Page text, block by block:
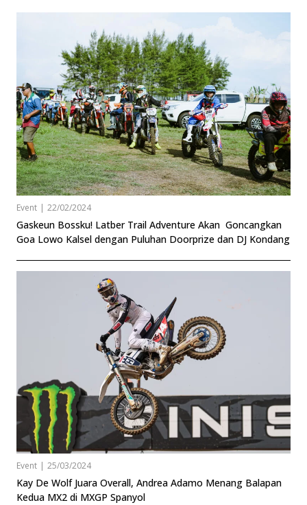
Event | 22/02/2024
Gaskeun Bossku! Latber Trail Adventure Akan Goncangkan
Goa Lowo Kalsel dengan Puluhan Doorprize dan DJ Kondang
Event | 25/03/2024
Kay De Wolf Juara Overall, Andrea Adamo Menang Balapan
Kedua MX2 di MXGP Spanyol